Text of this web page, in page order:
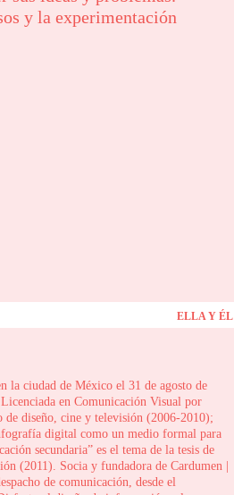
y la experimentación
ELLA Y ÉL
la ciudad de México el 31 de agosto de
en Comunicación Visual por
de diseño, cine y televisión (2006-2010);
digital como un medio formal para
secundaria” es el tema de la tesis de
(2011). Socia y fundadora de Cardumen |
de comunicación, desde el